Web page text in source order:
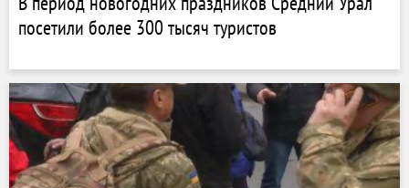
посетили более 300 тысяч туристов